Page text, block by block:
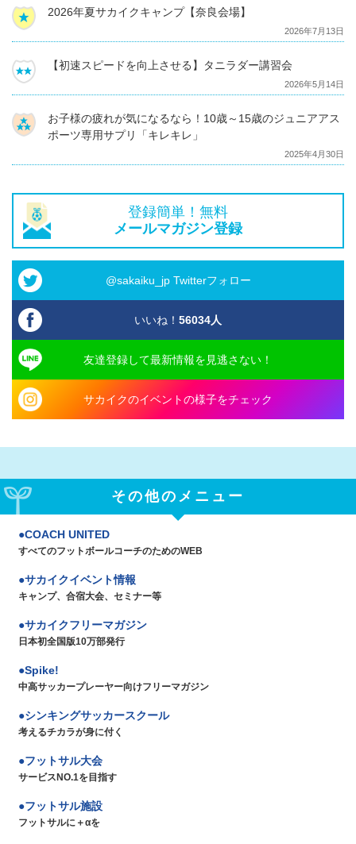
2026年夏サカイクキャンプ【奈良会場】
2026年7月13日
【初速スピードを向上させる】タニラダー講習会
2026年5月14日
お子様の疲れが気になるなら！10歳～15歳のジュニアアス
ポーツ専用サプリ「キレキレ」
2025年4月30日
登録簡単！無料
メールマガジン登録
@sakaiku_jp Twitterフォロー
いいね！ 56034人
友達登録して最新情報を見逃さない！
サカイクのイベントの様子をチェック
その他のメニュー
COACH UNITED
すべてのフットボールコーチのためのWEB
サカイクイベント情報
キャンプ、合宿大会、セミナー等
サカイクフリーマガジン
日本初全国版10万部発行
Spike!
中高サッカープレーヤー向けフリーマガジン
シンキングサッカースクール
考えるチカラが身に付く
フットサル大会
サービスNO.1を目指す
フットサル施設
フットサルに＋αを